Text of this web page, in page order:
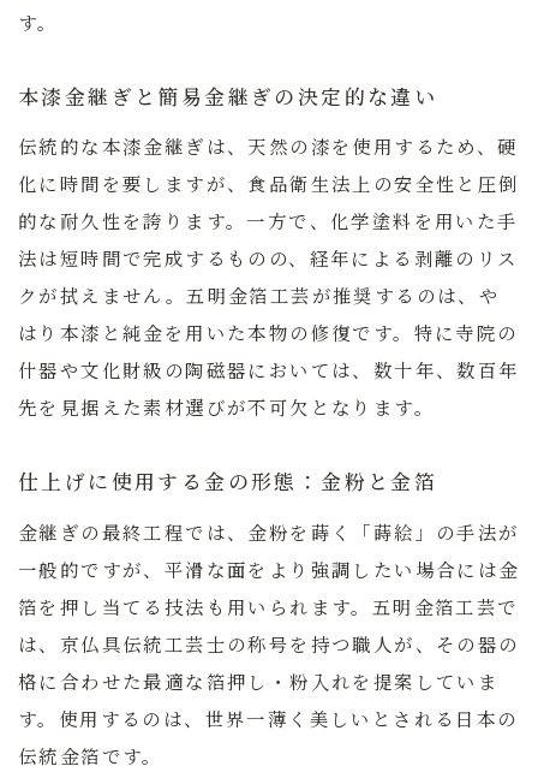
す。
本漆金継ぎと簡易金継ぎの決定的な違い
伝統的な本漆金継ぎは、天然の漆を使用するため、硬
化に時間を要しますが、食品衛生法上の安全性と圧倒
的な耐久性を誇ります。一方で、化学塗料を用いた手
法は短時間で完成するものの、経年による剥離のリス
クが拭えません。五明金箔工芸が推奨するのは、や
はり本漆と純金を用いた本物の修復です。 特に寺院の
什器や文化財級の陶磁器においては、数十年、数百年
先を見据えた素材選びが不可欠となります。
仕上げに使用する金の形態：金粉と金箔
金継ぎの最終工程では、金粉を蒔く「蒔絵」の手法が
一般的ですが、平滑な面をより強調したい場合には金
箔を押し当てる技法も用いられます。五明金箔工芸で
は、京仏具伝統工芸士の称号を持つ職人が、その器の
格に合わせた最適な箔押し・粉入れを提案していま
す。使用するのは、世界一薄く美しいとされる日本の
伝統金箔です。